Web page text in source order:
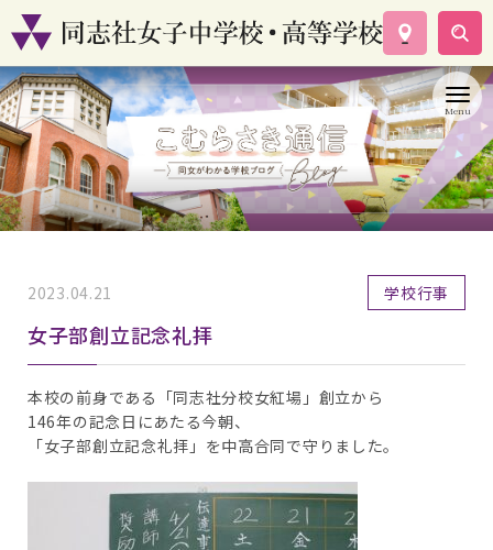
学校案内
コース紹介
学校生活
入試情報
資料請求
2023.04.21 学校行事
女子部創立記念礼拝
本校の前身である「同志社分校女紅場」創立から
146年の記念日にあたる今朝、
「女子部創立記念礼拝」を中高合同で守りました。